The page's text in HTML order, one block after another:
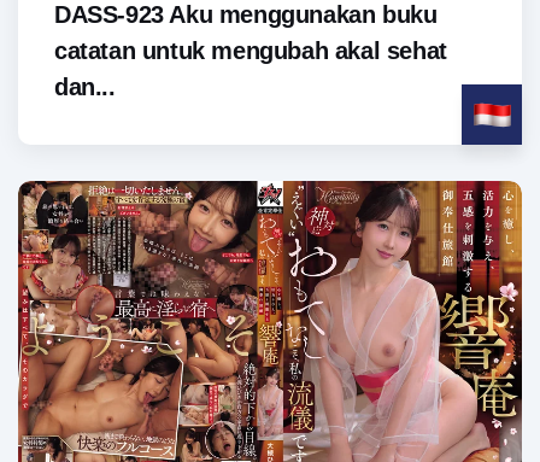
DASS-923 Aku menggunakan buku
catatan untuk mengubah akal sehat
dan...